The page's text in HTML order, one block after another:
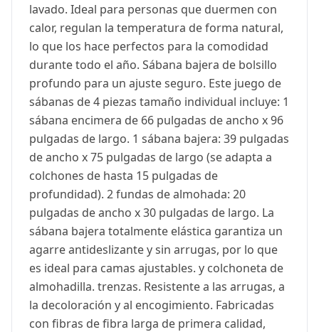
lavado. Ideal para personas que duermen con
calor, regulan la temperatura de forma natural,
lo que los hace perfectos para la comodidad
durante todo el año. Sábana bajera de bolsillo
profundo para un ajuste seguro. Este juego de
sábanas de 4 piezas tamaño individual incluye: 1
sábana encimera de 66 pulgadas de ancho x 96
pulgadas de largo. 1 sábana bajera: 39 pulgadas
de ancho x 75 pulgadas de largo (se adapta a
colchones de hasta 15 pulgadas de
profundidad). 2 fundas de almohada: 20
pulgadas de ancho x 30 pulgadas de largo. La
sábana bajera totalmente elástica garantiza un
agarre antideslizante y sin arrugas, por lo que
es ideal para camas ajustables. y colchoneta de
almohadilla. trenzas. Resistente a las arrugas, a
la decoloración y al encogimiento. Fabricadas
con fibras de fibra larga de primera calidad,